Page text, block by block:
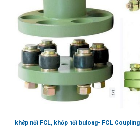
khớp nối FCL, khớp nối bulong- FCL Coupling